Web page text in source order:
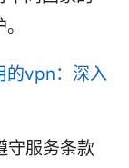
的vpn：深入
守服务条款